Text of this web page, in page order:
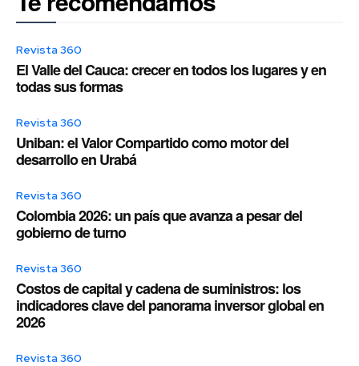
Revista 360
El Valle del Cauca: crecer en todos los lugares y en
todas sus formas
Revista 360
Uniban: el Valor Compartido como motor del
desarrollo en Urabá
Revista 360
Colombia 2026: un país que avanza a pesar del
gobierno de turno
Revista 360
Costos de capital y cadena de suministros: los
indicadores clave del panorama inversor global en
2026
Revista 360